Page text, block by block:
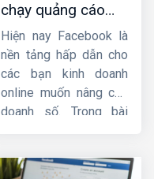
chạy quảng cáo
facebook mà bạn
cần phải biết
Hiện nay Facebook là
nền tảng hấp dẫn cho
các bạn kinh doanh
online muốn nâng cao
doanh số. Trong bài
hiểu
những lưu ý khi